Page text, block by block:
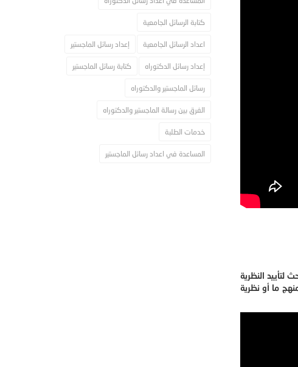
لتأييد النظرية
ما أو نظرية
كتابة الرسائل الجامعية
اعداد الرسائل الجامعية إعداد رسائل الماجستير
إعداد رسائل الدكتوراه كتابة رسائل الماجستير
رسائل الماجستير والدكتوراه
الفرق بين رسالة الماجستير والدكتوراه
خدمات الطلبة
المساعدة في اعداد رسائل الماجستير